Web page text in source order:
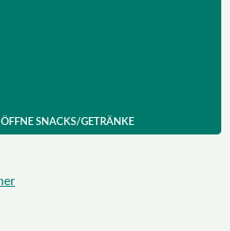
ÖFFNE SNACKS/GETRÄNKE